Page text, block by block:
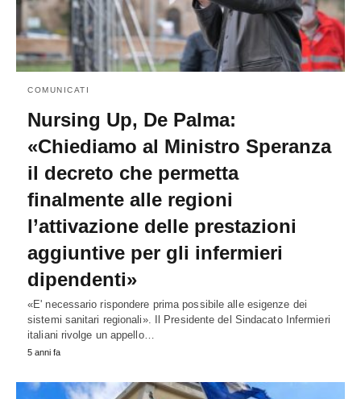
COMUNICATI
Nursing Up, De Palma:
«Chiediamo al Ministro Speranza
il decreto che permetta
finalmente alle regioni
l’attivazione delle prestazioni
aggiuntive per gli infermieri
dipendenti»
«E' necessario rispondere prima possibile alle esigenze dei
sistemi sanitari regionali». Il Presidente del Sindacato Infermieri
italiani rivolge un appello…
5 anni fa